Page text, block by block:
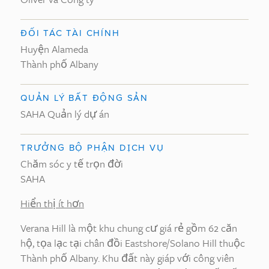
ĐỐI TÁC TÀI CHÍNH
Huyện Alameda
Thành phố Albany
QUẢN LÝ BẤT ĐỘNG SẢN
SAHA Quản lý dự án
TRƯỞNG BỘ PHẬN DỊCH VỤ
Chăm sóc y tế trọn đời
SAHA
Hiển thị ít hơn
Verana Hill là một khu chung cư giá rẻ gồm 62 căn
hộ, tọa lạc tại chân đồi Eastshore/Solano Hill thuộc
Thành phố Albany. Khu đất này giáp với công viên